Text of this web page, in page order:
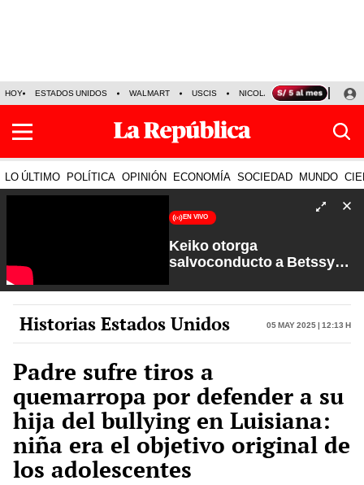
HOY ESTADOS UNIDOS WALMART USCIS NICOLÁS MADURO P-8
LO ÚLTIMO POLÍTICA OPINIÓN ECONOMÍA SOCIEDAD MUNDO
EN VIVO
Keiko otorga
salvoconducto a Betssy
Petroperú | Sin Guion con
Rosa María Palacios
Historias Estados Unidos 05 May 2025 | 12:13 h
Padre sufre tiros a
quemarropa por defender a su
hija del bullying en Luisiana:
niña era el objetivo original de
los adolescentes